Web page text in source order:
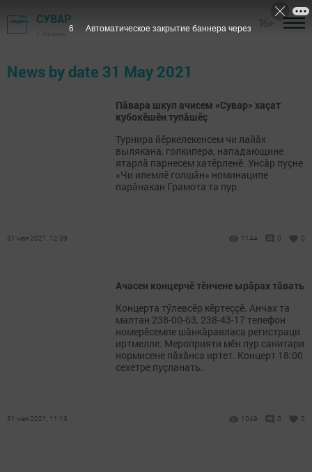
СУВАР
News by date 31 May 2021
Пăвара шкул ачисем «Сувар» хаçат
кубокӗшӗн тупăшӗç
Турнира йӗркелекенсем чи лайăх
вылякана, голкипера, нападающине
ятарлă парнесем хатӗрленӗ. Унсăр пуçне
«Чи илемлӗ голшăн» номинаципе
парăнакан Грамота та пур.
31 мая 2021, 12:39 1144 0 0
Ачасен концерчӗ тӗнчене ырăрах тăвать
Концерта тӳлевсӗр кӗртеççӗ. Анчах та
малтан 238-00-63, 238-43-17 телефон
номерӗсемпе шăнкăравласа регистраци
иртмелле. Мероприяти мӗн пур санитари
нормисене пăхăнса иртет. Концерт 18:00
сехетре пуçланать.
31 мая 2021, 11:13 1049 0 0
6 Автоматическое закрытие баннера через